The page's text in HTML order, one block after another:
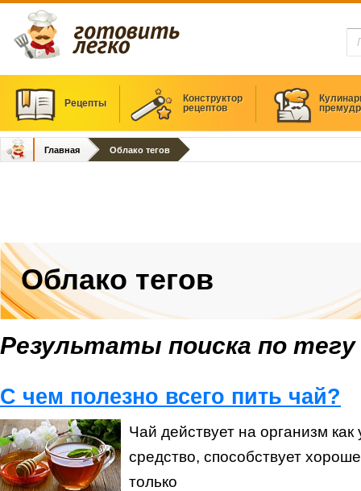
Рецепты
Конструктор
рецептов
Главная Облако тегов
Облако тегов
Результаты поиска по тегу
С чем полезно всего пить чай?
Чай действует на организм
средство, способствует
только